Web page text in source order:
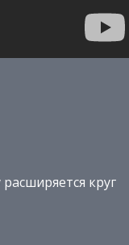
круг